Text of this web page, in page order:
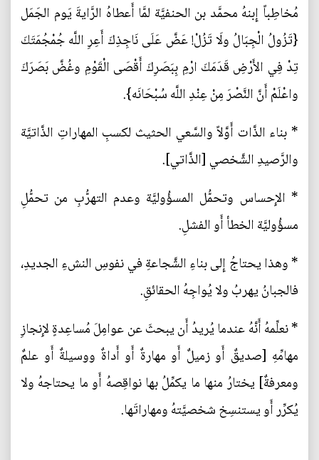
مُخاطِباً إِبنهُ محمَّد بن الحنفيَّة لمَّا أَعطاهُ الرَّايةَ يَوم الجَمَل
{تَزُولُ الْجِبَالُ ولَا تَزُلْ! عَضَّ عَلَى نَاجِذِكَ أَعِرِ اللَّه جُمْجُمَتَكَ
تِدْ فِي الأَرْضِ قَدَمَكَ ارْمِ بِبَصَرِكَ أَقْصَى الْقَوْمِ وغُضَّ بَصَرَكَ
واعْلَمْ أَنَّ النَّصْرَ مِنْ عِنْدِ اللَّه سُبْحَانَه}.
* بناء الذَّات أَوَّلاً والسَّعي الحثيث لكسبِ المهاراتِ الذَّاتيَّة
والرَّصيدِ الشَّخصي [الذَّاتي].
* الإِحساس وتحمُّل المسؤُوليَّة وعدم التهرُّبِ من تحمُّلِ
مسؤُوليَّة الخطأ أَو الفشلِ.
* وهذا يحتاجُ إِلى بناءِ الشَّجاعةِ في نفوسِ النشءِ الجديدِ،
فالجبانُ يهربُ ولا يُواجِهُ الحقائقِ.
* نعلِّمهُ أَنَّهُ عندما يُريدُ أَن يبحثَ عن عوامِلَ مُساعِدةٍ لإِنجازِ
مهامِّهِ [صديقٌ أَو زميلٌ أَو مهارةٌ أَو أَداةٌ ووسيلةٌ أَو علمٌ
ومعرفةٌ] يختارُ منها ما يكمِّلُ بها نواقِصهُ أَو ما يحتاجهُ ولا
يُكرِّر أَو يستنسِخ شخصيَّتهُ ومهاراتَها.